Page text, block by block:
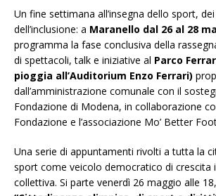
Un fine settimana all’insegna dello sport,
dell’inclusione: a Maranello dal 26 al 28
programma la fase conclusiva della
di spettacoli, talk e iniziative al Parco
pioggia all’Auditorium Enzo Ferrari)
dall’amministrazione comunale con il
Fondazione di Modena, in collaborazione
Fondazione e l’associazione Mo’ Better
Una serie di appuntamenti rivolti a tutta la
sport come veicolo democratico di crescita
collettiva. Si parte venerdì 26 maggio alle